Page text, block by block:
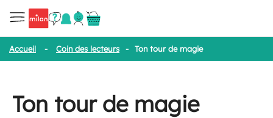
Accueil - Coin des lecteurs - Ton tour de magie
Ton tour de magie